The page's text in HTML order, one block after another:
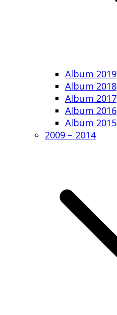
Album 2019
Album 2018
Album 2017
Album 2016
Album 2015
2009 – 2014